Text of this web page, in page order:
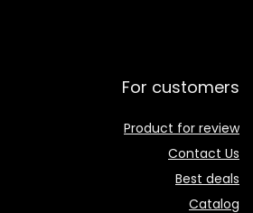
For customers
Product for review
Contact Us
Best deals
Catalog